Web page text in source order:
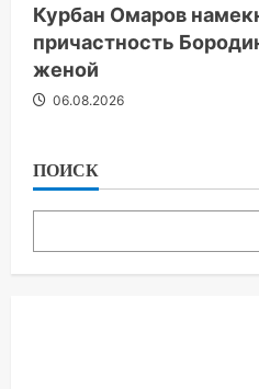
Курбан Омаров
причастность
женой
06.08.2026
ПОИСК